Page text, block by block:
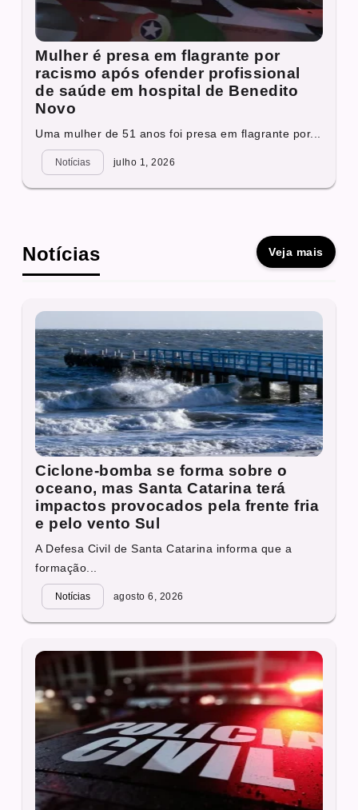
Mulher é presa em flagrante por
racismo após ofender profissional
de saúde em hospital de Benedito
Novo
Uma mulher de 51 anos foi presa em flagrante por...
Notícias julho 1, 2026
Notícias Veja mais
Ciclone-bomba se forma sobre o
oceano, mas Santa Catarina terá
impactos provocados pela frente fria
e pelo vento Sul
A Defesa Civil de Santa Catarina informa que a
formação...
Notícias agosto 6, 2026